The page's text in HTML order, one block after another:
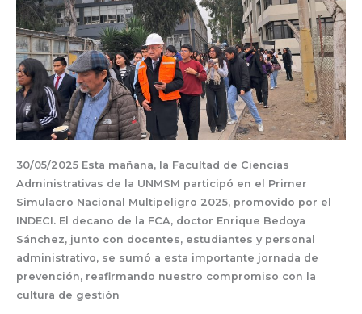
30/05/2025 Esta mañana, la Facultad de Ciencias
Administrativas de la UNMSM participó en el Primer
Simulacro Nacional Multipeligro 2025, promovido por el
INDECI. El decano de la FCA, doctor Enrique Bedoya
Sánchez, junto con docentes, estudiantes y personal
administrativo, se sumó a esta importante jornada de
prevención, reafirmando nuestro compromiso con la
cultura de gestión